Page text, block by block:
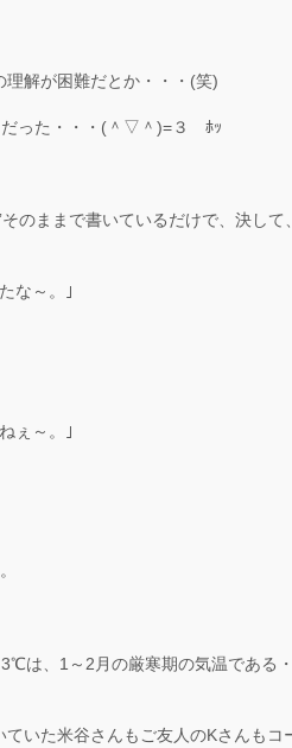
解が困難だとか・・・(笑)
だった・・・(＾▽＾)=３ ﾎｯ
のままで書いているだけで、決して
な～。｣
ぇ～。｣
は、1～2月の厳寒期の気温である
いた米谷さんもご友人のKさんもコ